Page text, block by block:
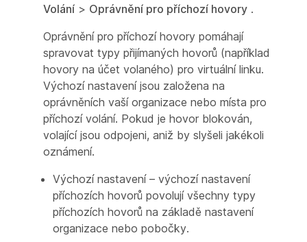
Volání > Oprávnění pro příchozí hovory .
Oprávnění pro příchozí hovory pomáhají
spravovat typy přijímaných hovorů (například
hovory na účet volaného) pro virtuální linku.
Výchozí nastavení jsou založena na
oprávněních vaší organizace nebo místa pro
příchozí volání. Pokud je hovor blokován,
volající jsou odpojeni, aniž by slyšeli jakékoli
oznámení.
Výchozí nastavení – výchozí nastavení
příchozích hovorů povolují všechny typy
příchozích hovorů na základě nastavení
organizace nebo pobočky.